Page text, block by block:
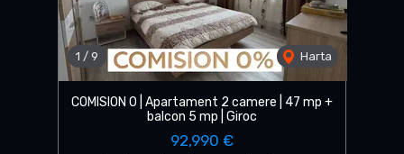
1 / 9 Harta
COMISION 0 | Apartament 2 camere | 47 mp +
balcon 5 mp | Giroc
92,990 €